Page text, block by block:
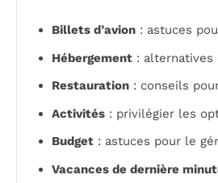
Billets d’avion : astuces
Hébergement : alternatives
Restauration : conseils
Activités : privilégier les
Budget : astuces pour le
Vacances de dernière